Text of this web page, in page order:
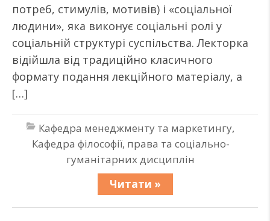
потреб, стимулів, мотивів) і «соціальної
людини», яка виконує соціальні ролі у
соціальній структурі суспільства. Лекторка
відійшла від традиційно класичного
формату подання лекційного матеріалу, а
[…]
Кафедра менеджменту та маркетингу,
Кафедра філософії, права та соціально-
гуманітарних дисциплін
Читати »